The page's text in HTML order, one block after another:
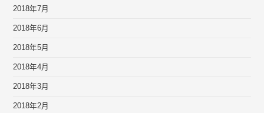
2018年7月
2018年6月
2018年5月
2018年4月
2018年3月
2018年2月